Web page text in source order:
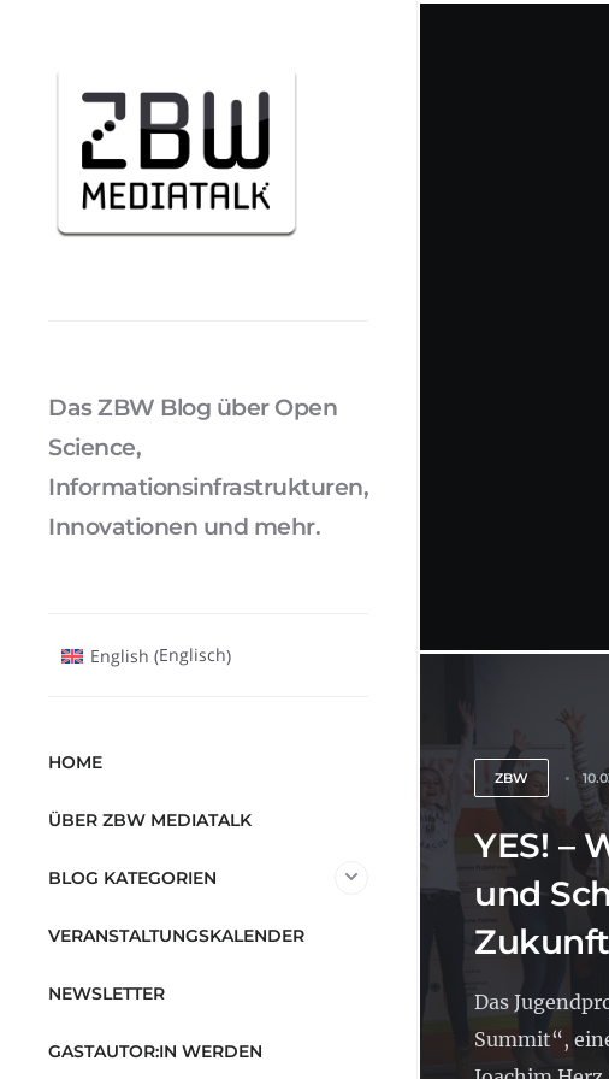
ZBW
YES! –
und
Das
Summit“,
Das ZBW Blog über Open
Science,
Informationsinfrastrukturen,
Innovationen und mehr.
English (Englisch)
HOME
ÜBER ZBW MEDIATALK
BLOG KATEGORIEN
VERANSTALTUNGSKALENDER
NEWSLETTER
GASTAUTOR:IN WERDEN